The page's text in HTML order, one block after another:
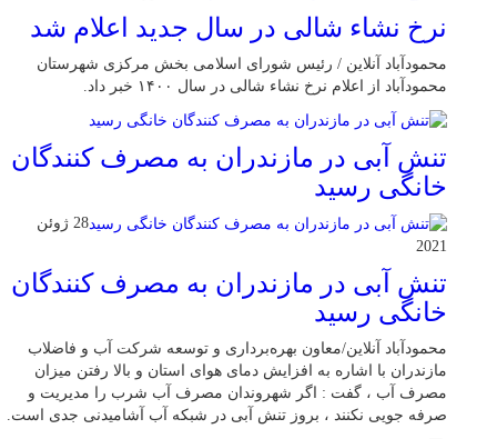
نرخ نشاء شالی در سال جدید اعلام شد
محمودآباد آنلاین / رئیس شورای اسلامی بخش مرکزی شهرستان
محمودآباد از اعلام نرخ نشاء شالی در سال ۱۴۰۰ خبر داد.
تنش آبی در مازندران به مصرف كنندگان
خانگی رسيد
28 ژوئن
2021
تنش آبی در مازندران به مصرف كنندگان
خانگی رسيد
محمودآباد آنلاین/معاون بهره‌برداری و توسعه شرکت آب و فاضلاب
مازندران با اشاره به افزایش دمای هوای استان و بالا رفتن میزان
مصرف آب ، گفت : اگر شهروندان مصرف آب شرب را مدیریت و
صرفه جویی نکنند ، بروز تنش آبی در شبکه آب آشامیدنی جدی است.